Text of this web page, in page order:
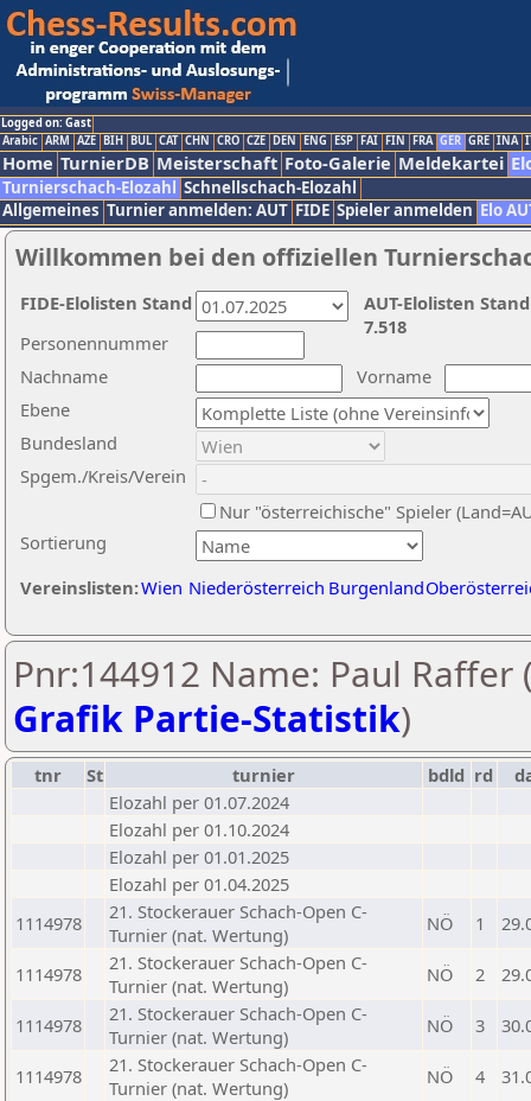
Logged on: Gast
Arabic ARM AZE BIH BUL CAT CHN CRO CZE DEN ENG ESP FAI FIN FRA GER GRE INA
Home TurnierDB Meisterschaft Foto-Galerie Meldekartei
Turnierschach-Elozahl Schnellschach-Elozahl
Allgemeines Turnier anmelden: AUT FIDE Spieler anmelden Elo
Willkommen bei den offiziellen
Nachname
Vorname
Ebene
Sortierung
Personennummer
Bundesland
Spgem./Kreis/Verein
Nur "österreichische" Spieler
Vereinslisten:Wien Niederösterreich Burgenland
AUT-Elolisten
7.518
FIDE-Elolisten Stand
Pnr:144912 Name: Paul Raffer
Grafik Partie-Statistik)
tnr St turnier bdld rd
Elozahl per 01.07.2024
Elozahl per 01.10.2024
Elozahl per 01.01.2025
Elozahl per 01.04.2025
1114978
21. Stockerauer Schach-Open C-
Turnier (nat. Wertung)
NÖ 1
1114978
21. Stockerauer Schach-Open C-
Turnier (nat. Wertung)
NÖ 2
1114978
21. Stockerauer Schach-Open C-
Turnier (nat. Wertung)
NÖ 3
1114978
21. Stockerauer Schach-Open C-
Turnier (nat. Wertung)
NÖ 4